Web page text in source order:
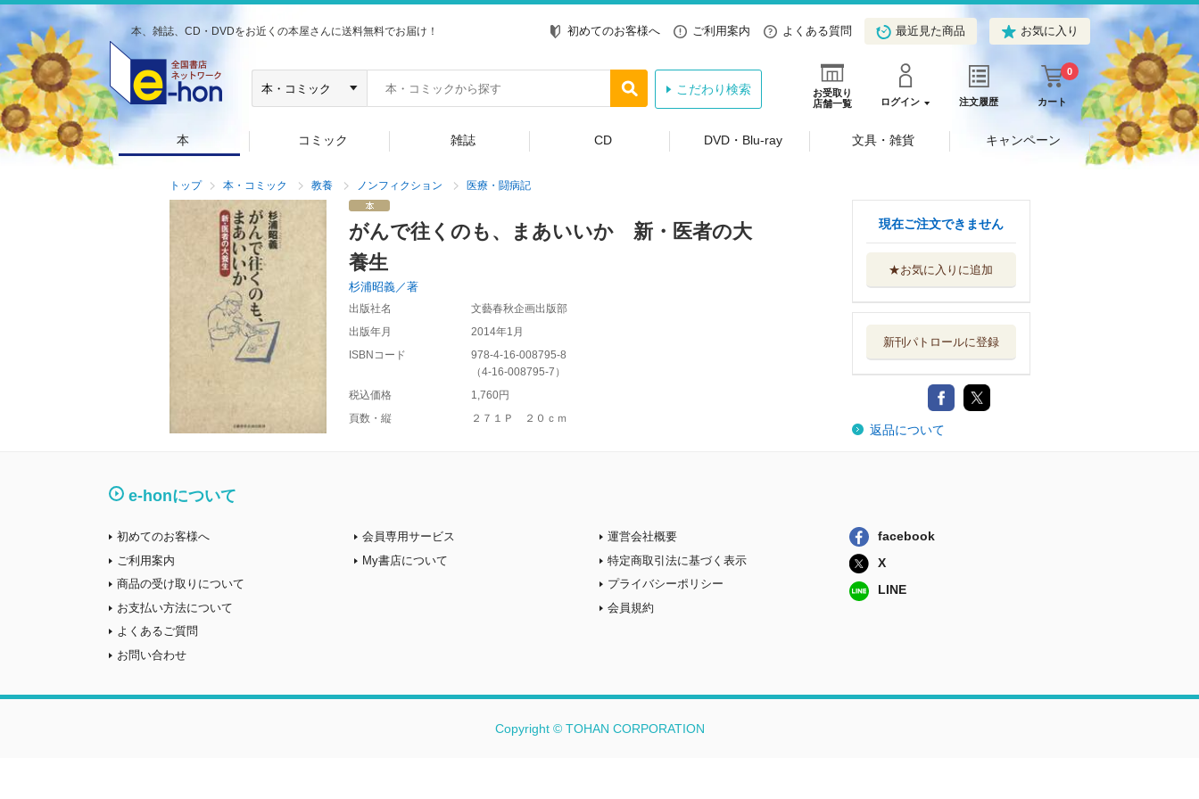
本、雑誌、CD・DVDをお近くの本屋さんに送料無料でお届け！ 初めてのお客様へ ご利用案内 よくある質問 最近見た商品 お気に入り
お受取り
店舗一覧
ログイン 注文履歴 カート
0
こだわり検索
本 コミック 雑誌 CD DVD・Blu-ray 文具・雑貨 キャンペーン
トップ 本・コミック 教養 ノンフィクション 医療・闘病記
がんで往くのも、まあいいか 新・医者の大
養生
杉浦昭義／著
出版社名
文藝春秋企画出版部
出版年月
2014年1月
ISBNコード
978-4-16-008795-8
（4-16-008795-7 ）
税込価格
1,760円
頁数・縦
２７１Ｐ ２０ｃｍ
現在ご注文できません
★お気に入りに追加
新刊パトロールに登録
返品について
e-honについて
初めてのお客様へ
ご利用案内
商品の受け取りについて
お支払い方法について
よくあるご質問
お問い合わせ
会員専用サービス
My書店について
運営会社概要
特定商取引法に基づく表示
プライバシーポリシー
会員規約
facebook
X
LINE
Copyright © TOHAN CORPORATION